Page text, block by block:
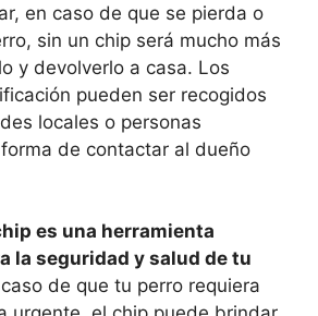
en caso de que se pierda o
sin un chip será mucho más
y devolverlo a casa. Los
pueden ser recogidos
locales o personas
de contactar al dueño
es una herramienta
la seguridad y salud de tu
de que tu perro requiera